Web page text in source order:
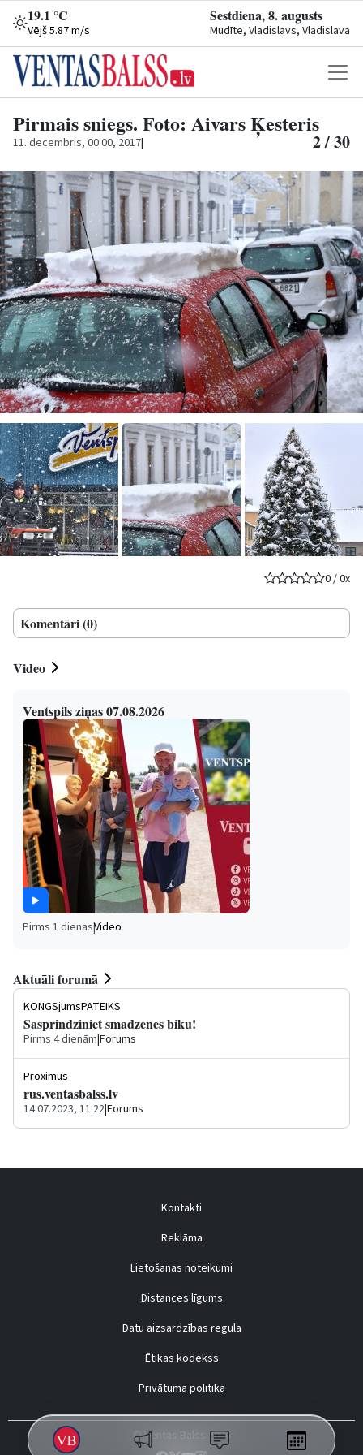
19.1 °C
Vējš 5.87 m/s
Sestdiena, 8. augusts
Mudīte, Vladislavs, Vladislava
Pirmais sniegs. Foto: Aivars Ķesteris
11. decembris, 00:00, 2017| 2 / 30
0/0x
Komentāri (0)
Video
Ventspils ziņas 07.08.2026
Pirms 1 dienas|Video
Aktuāli forumā
KONGSjumsPATEIKS
Sasprindziniet smadzenes biku!
Pirms 4 dienām|Forums
Proximus
rus.ventasbalss.lv
14.07.2023, 11:22|Forums
Kontakti
Reklāma
Lietošanas noteikumi
Distances līgums
Datu aizsardzības regula
Ētikas kodekss
Privātuma politika
© Ventas Balss 2026